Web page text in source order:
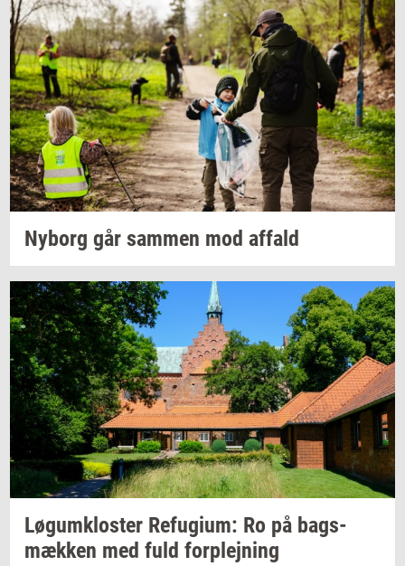
Ny­borg går sam­men mod af­fald
Løgum­klo­ster Re­fu­gi­um: Ro på bags­
mæk­ken med fuld for­plej­ning